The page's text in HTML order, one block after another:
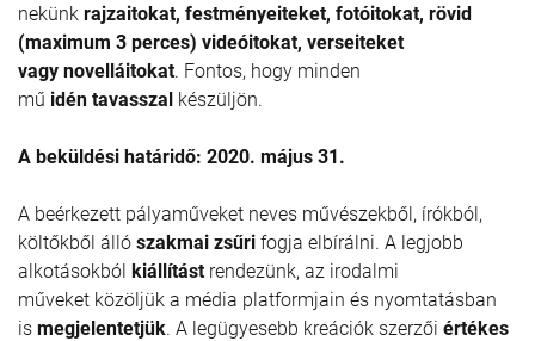
nekünk rajzaitokat, festményeiteket, fotóitokat, rövid
(maximum 3 perces) videóitokat, verseiteket
vagy novelláitokat. Fontos, hogy minden
mű idén tavasszal készüljön.
A beküldési határidő: 2020. május 31.
A beérkezett pályaműveket neves művészekből, írókból,
költőkből álló szakmai zsűri fogja elbírálni. A legjobb
alkotásokból kiállítást rendezünk, az irodalmi
műveket közöljük a média platformjain és nyomtatásban
is megjelentetjük. A legügyesebb kreációk szerzői értékes